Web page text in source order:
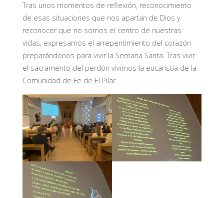
Tras unos momentos de reflexión, reconocimiento
de esas situaciones que nos apartan de Dios y
reconocer que no somos el centro de nuestras
vidas, expresamos el arrepentimiento del corazón
preparándonos para vivir la Semana Santa. Tras vivir
el sacramento del perdón vivimos la eucaristía de la
Comunidad de Fe de El Pilar.